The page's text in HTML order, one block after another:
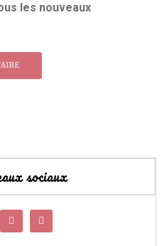
les nouveaux
sociaux